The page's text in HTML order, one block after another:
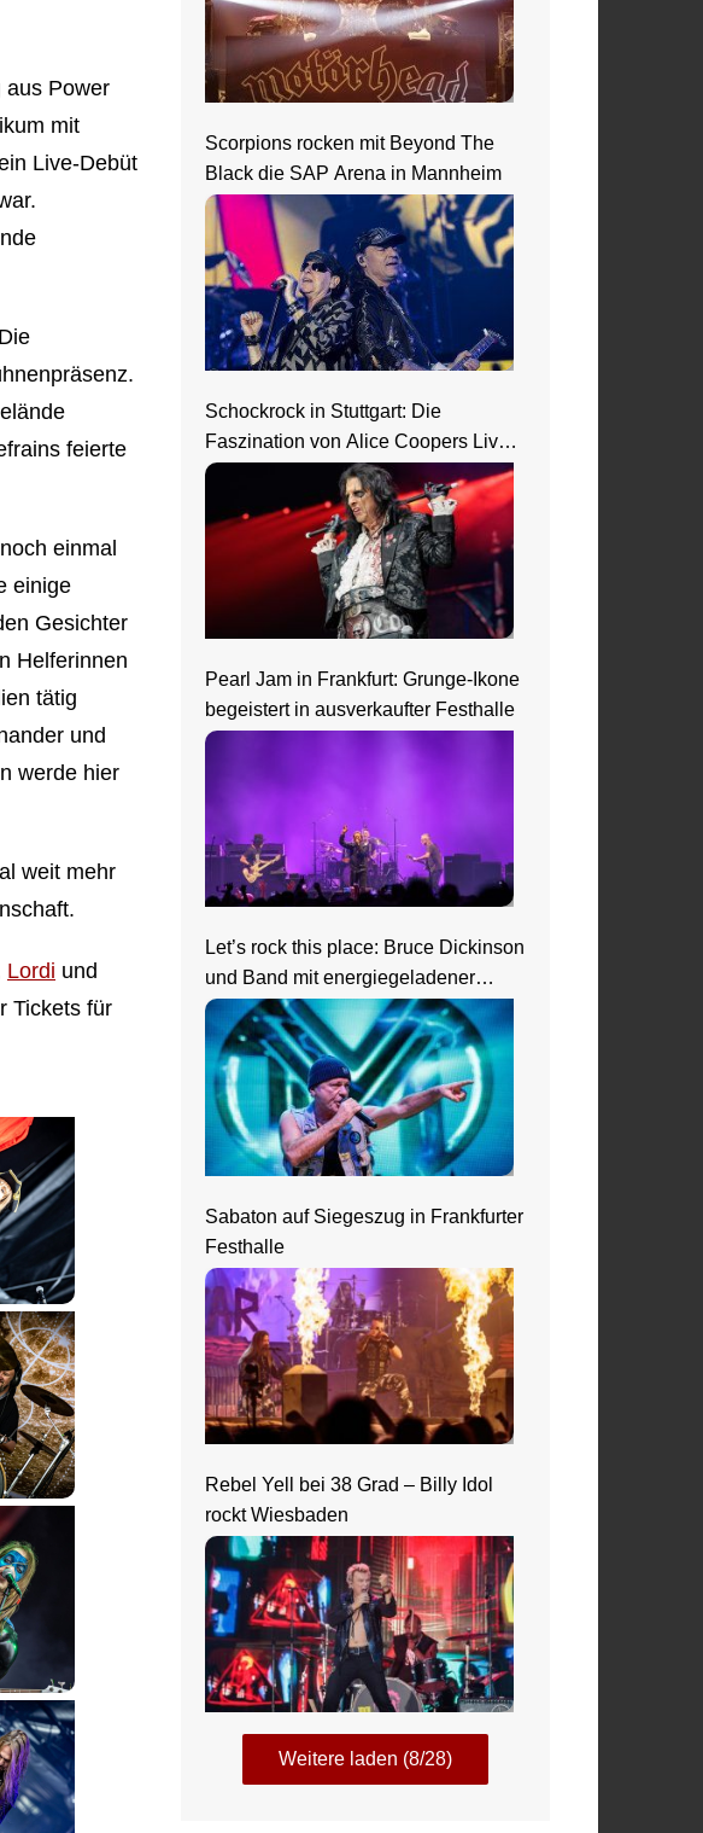
aus Power
mit
Live-Debüt
feierte
einmal
einige
Gesichter
Helferinnen
tätig
und
werde hier
weit mehr
Lordi und
Tickets für
Scorpions rocken mit Beyond The
Black die SAP Arena in Mannheim
Schockrock in Stuttgart: Die
Faszination von Alice Coopers Live-
Show
Pearl Jam in Frankfurt: Grunge-Ikone
begeistert in ausverkaufter Festhalle
Let’s rock this place: Bruce Dickinson
und Band mit energiegeladener
Show beim Zeltfestival Rhein-Neckar
Sabaton auf Siegeszug in Frankfurter
Festhalle
Rebel Yell bei 38 Grad – Billy Idol
rockt Wiesbaden
Weitere laden (8/28)